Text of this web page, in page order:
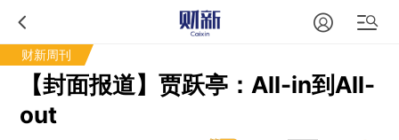
财新周刊
【封面报道】贾跃亭：All-in到All-
out